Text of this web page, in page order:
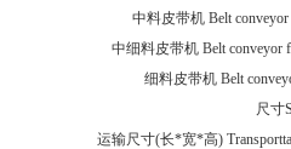
中料皮带机 Belt conveyor
中细料皮带机 Belt conveyor
细料皮带机 Belt
尺寸
运输尺寸(长*宽*高)